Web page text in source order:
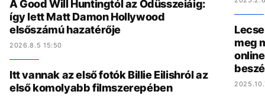
A Good Will Huntingtól az Odüsszeiáig:
így lett Matt Damon Hollywood
elsőszámú hazatérője
2026.8.5 15:50
Itt vannak az első fotók Billie Eilishról az
első komolyabb filmszerepében
meg